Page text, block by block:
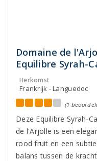
Domaine de
Equilibre Syrah-
Herkomst
Frankrijk - Languedoc
(1
Deze Equilibre Syrah-
de l'Arjolle is een
rood fruit en een
balans tussen de